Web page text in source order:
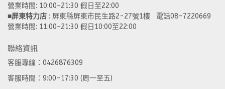
營業時間: 10:00~21:30 假日至22:00
■屏東特力店 : 屏東縣屏東市民生路2-27號1樓   電話08-7220669
營業時間: 11:00~21:30 假日10:00至22:00
聯絡資訊
客服專線：0426876309
客服時間：9:00-17:30 (周一至五)